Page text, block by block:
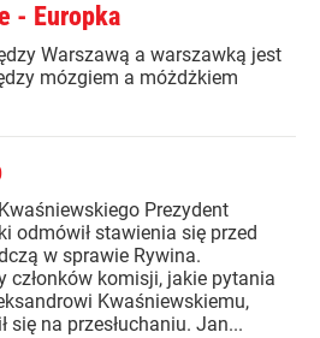
- Europka
Warszawą a warszawką jest
mózgiem a móżdżkiem
Prezydent
odmówił stawienia się przed
w sprawie Rywina.
członków komisji, jakie pytania
Kwaśniewskiemu,
się na przesłuchaniu. Jan...